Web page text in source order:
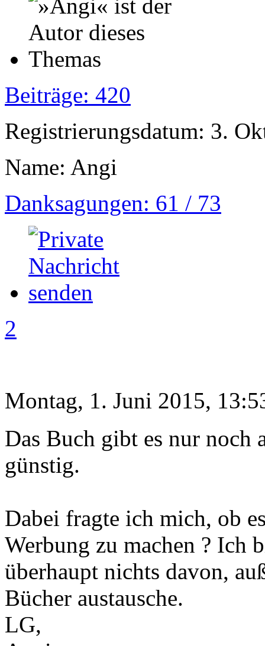
Beiträge: 420
Registrierungsdatum: 3.
Name: Angi
Danksagungen: 61 / 73
2
Montag, 1. Juni 2015,
Das Buch gibt es nur noch
günstig.
Dabei fragte ich mich, ob
Werbung zu machen ? Ich
überhaupt nichts davon,
Bücher austausche.
LG,